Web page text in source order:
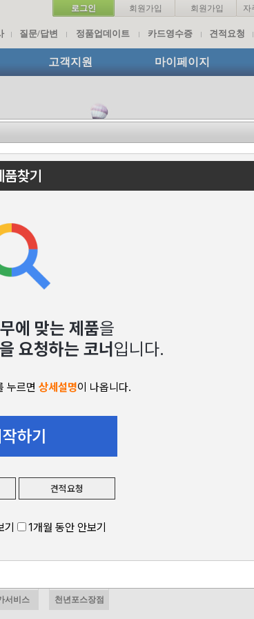
로그인 회원가입 회원가입 자
질문/답변 정품업데이트 카드영수증 견적요청
고객지원 마이페이지
서비스 천년포스장점